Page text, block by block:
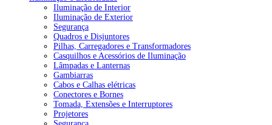
Iluminação de Interior
Iluminação de Exterior
Segurança
Quadros e Disjuntores
Pilhas, Carregadores e Transformadores
Casquilhos e Acessórios de Iluminação
Lâmpadas e Lanternas
Gambiarras
Cabos e Calhas elétricas
Conectores e Bornes
Tomada, Extensões e Interruptores
Projetores